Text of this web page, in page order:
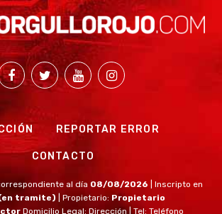
REPORTAR ERROR
CONTACTO
al día 08/08/2026
| Inscripto en
tramite) | Propietario: Propietario
Domicilio Legal: Dirección | Tel: Teléfono